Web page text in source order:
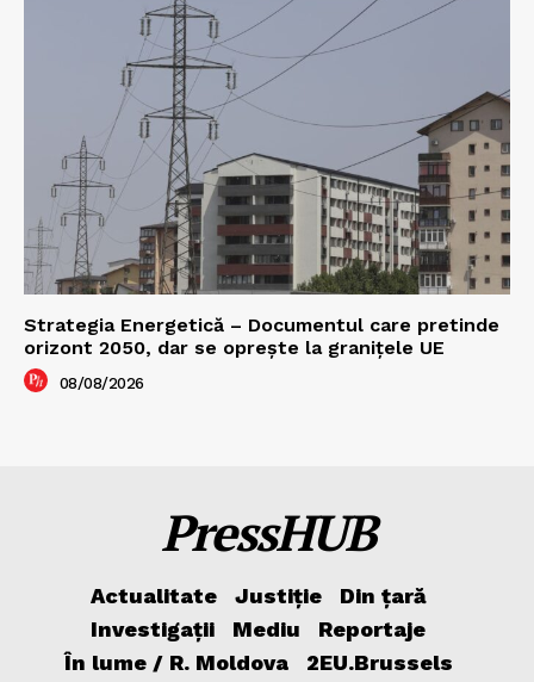
Strategia Energetică – Documentul care pretinde
orizont 2050, dar se oprește la granițele UE
08/08/2026
PressHUB
Actualitate Justiție
Din țară
Investigații
Mediu
Reportaje
În lume / R. Moldova
2EU.Brussels